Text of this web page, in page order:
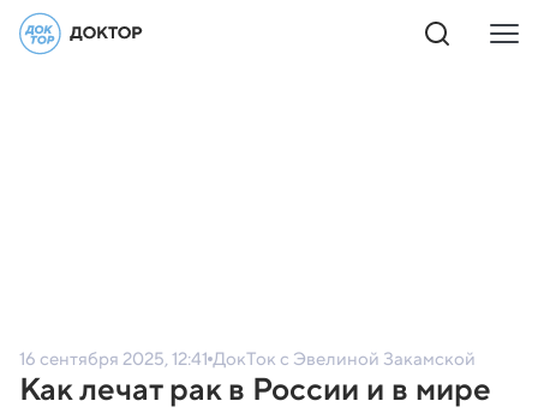
16 сентября 2025, 12:41 ДокТок с Эвелиной Закамской
Как лечат рак в России и в мире